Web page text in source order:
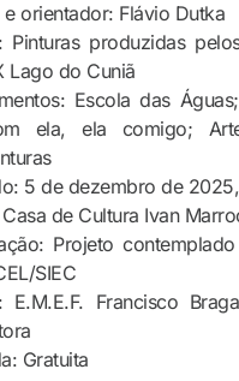
e orientador: Flávio Dutka
Pinturas produzidas
Lago do Cuniã
Escola das
ela, ela comigo;
5 de dezembro de
de Cultura Ivan
Projeto
SIEC
E.M.E.F. Francisco
Gratuita